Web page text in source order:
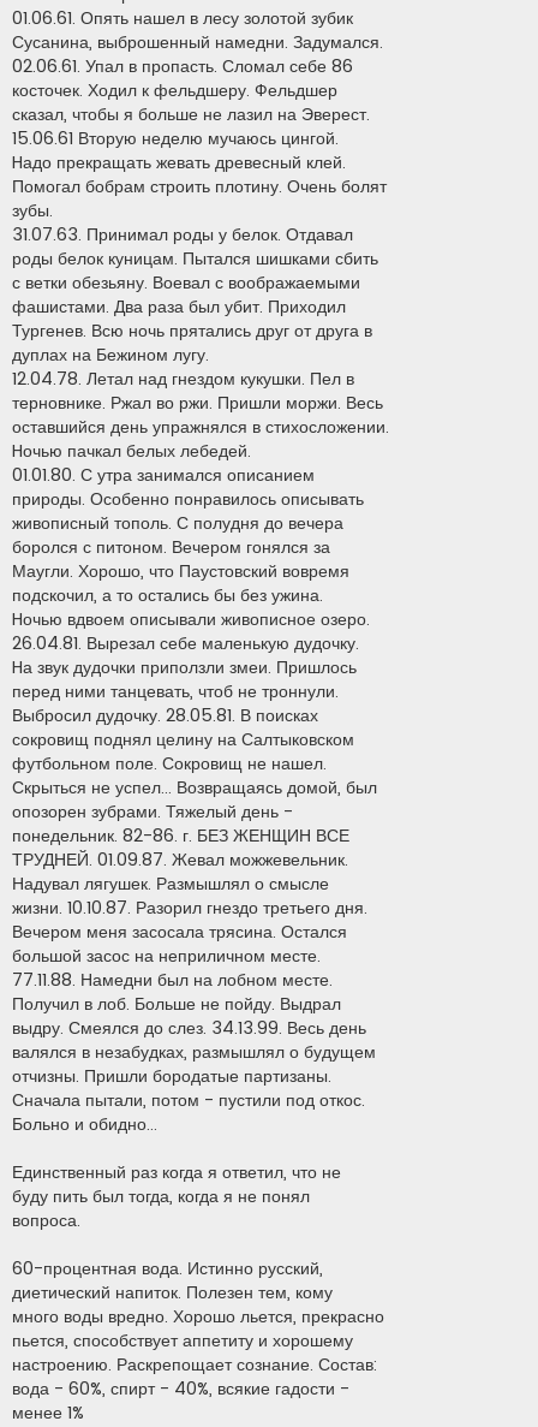
01.06.61. Опять нашел в лесу золотой зубик
Сусанина, выброшенный намедни. Задумался.
02.06.61. Упал в пропасть. Сломал себе 86
косточек. Ходил к фельдшеру. Фельдшер
сказал, чтобы я больше не лазил на Эверест.
15.06.61 Вторую неделю мучаюсь цингой.
Hадо прекращать жевать древесный клей.
Помогал бобрам строить плотину. Очень болят
зубы.
31.07.63. Принимал роды у белок. Отдавал
роды белок куницам. Пытался шишками сбить
с ветки обезьяну. Воевал с воображаемыми
фашистами. Два раза был убит. Приходил
Тургенев. Всю ночь прятались друг от друга в
дуплах на Бежином лугу.
12.04.78. Летал над гнездом кукушки. Пел в
терновнике. Ржал во ржи. Пришли моржи. Весь
оставшийся день упражнялся в стихосложении.
Hочью пачкал белых лебедей.
01.01.80. С утра занимался описанием
природы. Особенно понравилось описывать
живописный тополь. С полудня до вечера
боролся с питоном. Вечером гонялся за
Маугли. Хорошо, что Паустовский вовремя
подскочил, а то остались бы без ужина.
Hочью вдвоем описывали живописное озеро.
26.04.81. Вырезал себе маленькую дудочку.
Hа звук дудочки приползли змеи. Пришлось
перед ними танцевать, чтоб не троннули.
Выбросил дудочку. 28.05.81. В поисках
сокровищ поднял целину на Салтыковском
футбольном поле. Сокровищ не нашел.
Скрыться не успел... Возвращаясь домой, был
опозорен зубрами. Тяжелый день -
понедельник. 82-86. г. БЕЗ ЖЕНЩИН ВСЕ
ТРУДНЕЙ. 01.09.87. Жевал можжевельник.
Надувал лягушек. Размышлял о смысле
жизни. 10.10.87. Разорил гнездо третьего дня.
Вечером меня засосала трясина. Остался
большой засос на неприличном месте.
77.11.88. Намедни был на лобном месте.
Получил в лоб. Больше не пойду. Выдрал
выдру. Смеялся до слез. 34.13.99. Весь день
валялся в незабудках, размышлял о будущем
отчизны. Пришли бородатые партизаны.
Сначала пытали, потом - пустили под откос.
Больно и обидно...
Единственный раз когда я ответил, что не
буду пить был тогда, когда я не понял
вопроса.
60-процентная вода. Истинно русский,
диетический напиток. Полезен тем, кому
много воды вредно. Хорошо льется, прекрасно
пьется, способствует аппетиту и хорошему
настроению. Раскрепощает сознание. Состав:
вода - 60%, спирт - 40%, всякие гадости -
менее 1%